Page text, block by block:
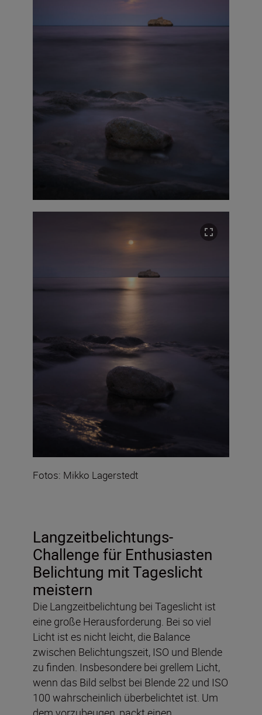
Fotos: Mikko Lagerstedt
Langzeitbelichtungs-
Challenge für Enthusiasten
Belichtung mit Tageslicht
meistern
Die Langzeitbelichtung bei Tageslicht ist
eine große Herausforderung. Bei so viel
Licht ist es nicht leicht, die Balance
zwischen Belichtungszeit, ISO und Blende
zu finden. Insbesondere bei grellem Licht,
wenn das Bild selbst bei Blende 22 und ISO
100 wahrscheinlich überbelichtet ist. Um